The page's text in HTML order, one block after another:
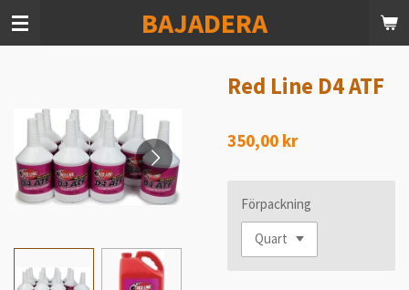
Hoppa
BAJADERA
Red Line D4 ATF
350,00 kr
Förpackning